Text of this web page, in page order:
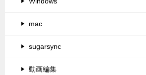
mac
sugarsync
動画編集